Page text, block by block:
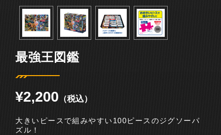
最強王図鑑
¥2,200 （税込）
大きいピースで組みやすい100ピースのジグソーパ
ズル！